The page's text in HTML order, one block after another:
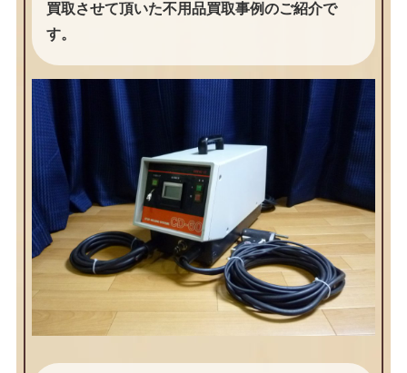
買取させて頂いた不用品買取事例のご紹介で
す。